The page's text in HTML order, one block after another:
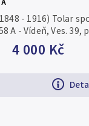
4 000 Kč
- 1916) Tolar
A - Vídeň, Ves. 39,
hranky